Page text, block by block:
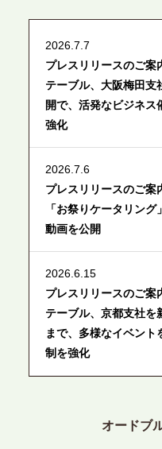
2026.7.7
プレスリリースのご案
テーブル、大阪梅田支
開で、活発なビジネス
強化
2026.7.6
プレスリリースのご案
「お祭りケータリン
動画を公開
2026.6.15
プレスリリースのご案
テーブル、京都支社を
まで、多様なイベン
制を強化
プレスリリースのご案
テーブル、東京都中央
オードブ